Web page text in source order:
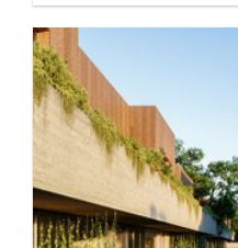
convergem para
habitação no Porto.